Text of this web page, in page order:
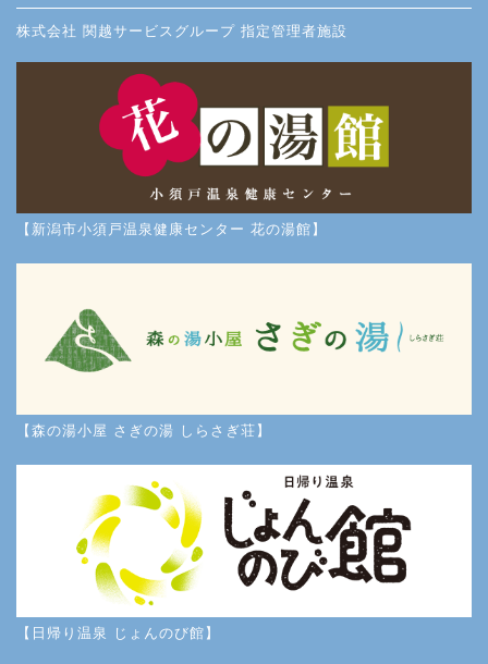
株式会社 関越サービスグループ 指定管理者施設
【新潟市小須戸温泉健康センター 花の湯館】
【森の湯小屋 さぎの湯 しらさぎ荘】
【日帰り温泉 じょんのび館】